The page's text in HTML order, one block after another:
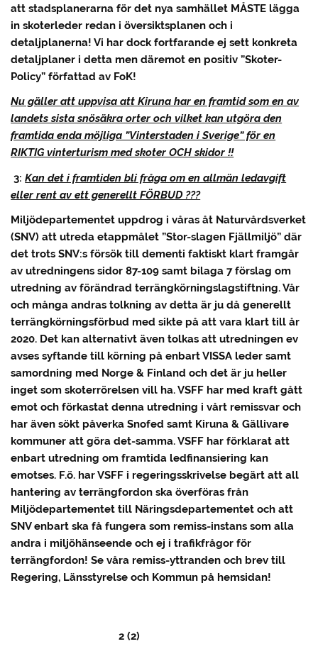
att stadsplanerarna för det nya samhället MÅSTE lägga
in skoterleder redan i översiktsplanen och i
detaljplanerna! Vi har dock fortfarande ej sett konkreta
detaljplaner i detta men däremot en positiv ”Skoter-
Policy” författad av FoK!
Nu gäller att uppvisa att Kiruna har en framtid som en av
landets sista snösäkra orter och vilket kan utgöra den
framtida enda möjliga ”Vinterstaden i Sverige” för en
RIKTIG vinterturism med skoter OCH skidor !!
3:Kan det i framtiden bli fråga om en allmän ledavgift
eller rent av ett generellt FÖRBUD ???
Miljödepartementet uppdrog i våras åt Naturvårdsverket
(SNV) att utreda etappmålet ”Stor-slagen Fjällmiljö” där
det trots SNV:s försök till dementi faktiskt klart framgår
av utredningens sidor 87-109 samt bilaga 7 förslag om
utredning av förändrad terrängkörningslagstiftning. Vår
och många andras tolkning av detta är ju då generellt
terrängkörningsförbud med sikte på att vara klart till år
2020. Det kan alternativt även tolkas att utredningen ev
avses syftande till körning på enbart VISSA leder samt
samordning med Norge & Finland och det är ju heller
inget som skoterrörelsen vill ha. VSFF har med kraft gått
emot och förkastat denna utredning i vårt remissvar och
har även sökt påverka Snofed samt Kiruna & Gällivare
kommuner att göra det-samma. VSFF har förklarat att
enbart utredning om framtida ledfinansiering kan
emotses. F.ö. har VSFF i regeringsskrivelse begärt att all
hantering av terrängfordon ska överföras från
Miljödepartementet till Näringsdepartementet och att
SNV enbart ska få fungera som remiss-instans som alla
andra i miljöhänseende och ej i trafikfrågor för
terrängfordon! Se våra remiss-yttranden och brev till
Regering, Länsstyrelse och Kommun på hemsidan!
2 (2)